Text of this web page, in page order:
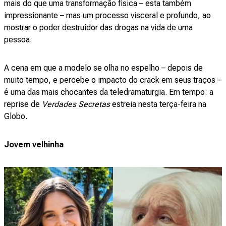
mais do que uma transformação física – esta também
impressionante – mas um processo visceral e profundo, ao
mostrar o poder destruidor das drogas na vida de uma
pessoa.
A cena em que a modelo se olha no espelho – depois de
muito tempo, e percebe o impacto do crack em seus traços –
é uma das mais chocantes da teledramaturgia. Em tempo: a
reprise de Verdades Secretasestreia nesta terça-feira na
Globo.
Jovem velhinha